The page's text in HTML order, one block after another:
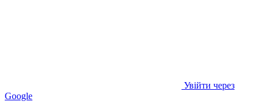
Увійти через
Google